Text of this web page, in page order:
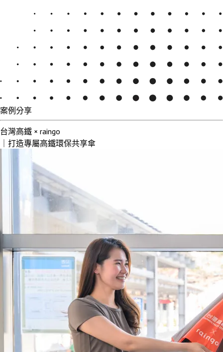
案例分享
台灣高鐵 × raingo
｜打造專屬高鐵環保共享傘